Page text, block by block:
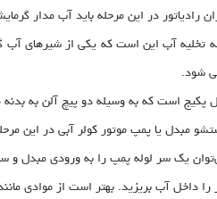
رادیاتور در این مرحله باید آب مدار
تخلیه آب این است که یکی از شیرهای آب
شود.
پکیج است که به وسیله دو پیچ آلن به
یا پمپ موتور کولر آبی در این
یک سر لوله پمپ را به ورودی مبدل
را داخل آب بریزید. بهتر است از موادی